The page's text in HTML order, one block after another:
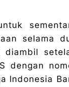
selama
diambil
dengan
Indonesia